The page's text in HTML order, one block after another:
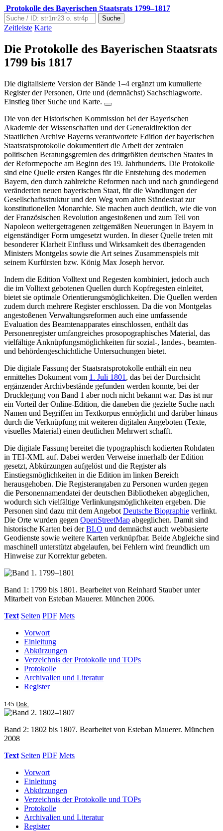
Protokolle des Bayerischen Staatsrats 1799–1817
Suche
Zeitleiste Karte
Die Protokolle des Bayerischen Staatsrats
1799 bis 1817
Die digitalisierte Version der Bände 1–4 ergänzt um kumulierte
Register der Personen, Orte und (demnächst) Sachschlagworte.
Einstieg über Suche und Karte.
Die von der Historischen Kommission bei der Bayerischen
Akademie der Wissenschaften und der Generaldirektion der
Staatlichen Archive Bayerns verantwortete Edition der bayerischen
Staatsratsprotokolle dokumentiert die Arbeit der zentralen
politischen Beratungsgremien des drittgrößten deutschen Staates in
der Reformepoche am Beginn des 19. Jahrhunderts. Die Protokolle
sind eine Quelle ersten Ranges für die Entstehung des modernen
Bayern, den durch zahlreiche Reformen nach und nach grundlegend
veränderten neuen bayerischen Staat, für die Wandlungen der
Gesellschaftsstruktur und den Weg vom alten Ständestaat zur
konstitutionellen Monarchie. Sie machen auch deutlich, wie die von
der Französischen Revolution angestoßenen und zum Teil von
Napoleon weitergetragenen zeitgemäßen Neuerungen in Bayern in
eigenständiger Form umgesetzt wurden. In dieser Quelle treten mit
besonderer Klarheit Einfluss und Wirksamkeit des überragenden
Ministers Montgelas sowie die Art seines Zusammenspiels mit
seinem Kurfürsten bzw. König Max Joseph hervor.
Indem die Edition Volltext und Regesten kombiniert, jedoch auch
die im Volltext gebotenen Quellen durch Kopfregesten einleitet,
bietet sie optimale Orientierungsmöglichkeiten. Die Quellen werden
zudem durch mehrere Register erschlossen. Da die von Montgelas
angestoßenen Verwaltungsreformen auch eine umfassende
Evaluation des Beamtenapparates einschlossen, enthält das
Personenregister umfangreiches prosopographisches Material, das
vielfältige Anknüpfungsmöglichkeiten für sozial-, landes-, beamten-
und behördengeschichtliche Untersuchungen bietet.
Die digitale Fassung der Staatsratsprotokolle enthält ein neu
ermitteltes Dokument vom 1. Juli 1801 , das bei der Durchsicht
ergänzender Archivbestände gefunden werden konnte, bei der
Drucklegung von Band 1 aber noch nicht bekannt war. Das ist nur
ein Vorteil der Online-Edition, die daneben die gezielte Suche nach
Namen und Begriffen im Textkorpus ermöglicht und darüber hinaus
durch die Verknüpfung mit weiteren digitalen Angeboten (Texte,
visuelles Material) einen deutlichen Mehrwert schafft.
Die digitale Fassung bereitet die typographisch kodierten Rohdaten
in TEI-XML auf. Dabei werden Verweise innerhalb der Edition
gesetzt, Abkürzungen aufgelöst und die Register als
Einstiegsmöglichkeiten in die Edition im linken Bereich
herausgehoben. Die Registerangaben zu Personen wurden gegen
die Personennamendatei der deutschen Bibliotheken abgeglichen,
wodurch sich vielfältige Verlinkungsmöglichkeiten ergeben. Die
Personen sind dazu mit dem Angebot Deutsche Biographie verlinkt.
Die Orte wurden gegen OpenStreetMap abgeglichen. Damit sind
historische Karten bei derBLO und demnächst auch webbasierte
Geodienste sowie weitere Karten verknüpfbar. Beide Abgleiche sind
maschinell unterstützt abgelaufen, bei Fehlern wird freundlich um
Hinweise zur Korrektur gebeten.
Band 1: 1799 bis 1801. Bearbeitet von Reinhard Stauber unter
Mitarbeit von Esteban Mauerer. München 2006.
Text Seiten PDF Mets
Vorwort
Einleitung
Abkürzungen
Verzeichnis der Protokolle und TOPs
Protokolle
Archivalien und Literatur
Register
145 Dok.
Band 2: 1802 bis 1807. Bearbeitet von Esteban Mauerer. München
2008
Text Seiten PDF Mets
Vorwort
Einleitung
Abkürzungen
Verzeichnis der Protokolle und TOPs
Protokolle
Archivalien und Literatur
Register